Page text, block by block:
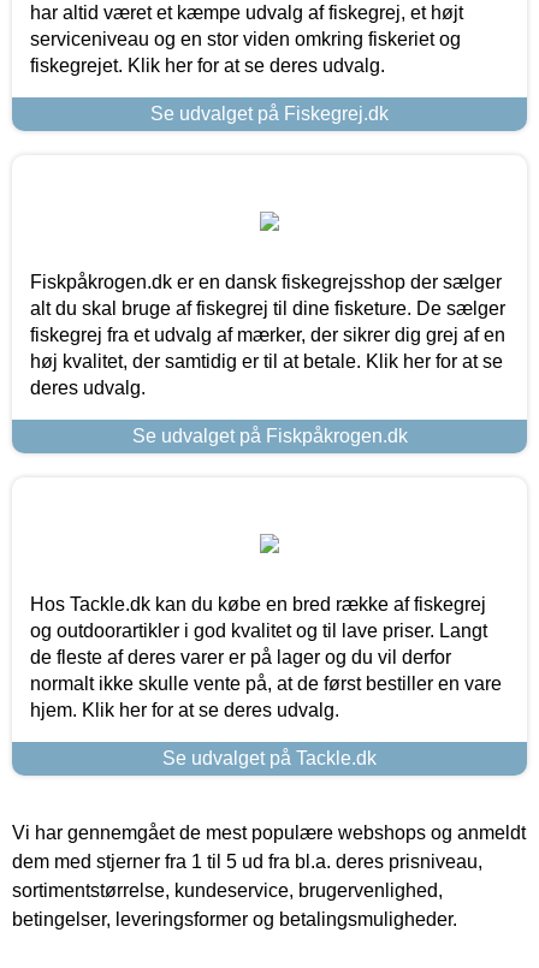
har altid været et kæmpe udvalg af fiskegrej, et højt
serviceniveau og en stor viden omkring fiskeriet og
fiskegrejet. Klik her for at se deres udvalg.
Se udvalget på Fiskegrej.dk
Fiskpåkrogen.dk er en dansk fiskegrejsshop der sælger
alt du skal bruge af fiskegrej til dine fisketure. De sælger
fiskegrej fra et udvalg af mærker, der sikrer dig grej af en
høj kvalitet, der samtidig er til at betale. Klik her for at se
deres udvalg.
Se udvalget på Fiskpåkrogen.dk
Hos Tackle.dk kan du købe en bred række af fiskegrej
og outdoorartikler i god kvalitet og til lave priser. Langt
de fleste af deres varer er på lager og du vil derfor
normalt ikke skulle vente på, at de først bestiller en vare
hjem. Klik her for at se deres udvalg.
Se udvalget på Tackle.dk
Vi har gennemgået de mest populære webshops og anmeldt
dem med stjerner fra 1 til 5 ud fra bl.a. deres prisniveau,
sortimentstørrelse, kundeservice, brugervenlighed,
betingelser, leveringsformer og betalingsmuligheder.